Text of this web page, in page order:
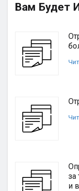
Вам Будет
за
и